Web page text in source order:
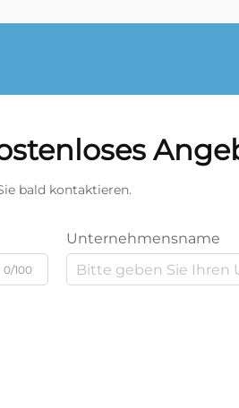
bald kontaktieren.
0/100
Unternehmensname